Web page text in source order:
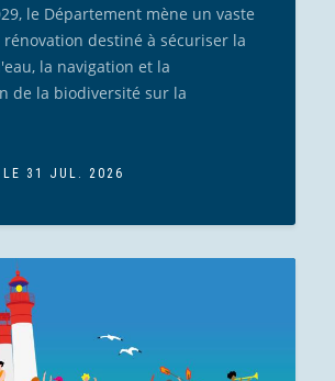
le Département mène un vaste
destiné à sécuriser la
la navigation et la
de la biodiversité sur la
LE 31 JUL. 2026